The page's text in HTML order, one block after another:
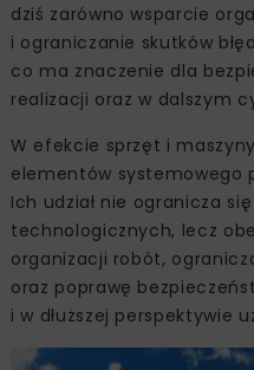
dziś zarówno wsparcie
i ograniczanie skutków
co ma znaczenie dla
realizacji oraz w dalszym
W efekcie sprzęt i
elementów systemowego
Ich udział nie ogranicza
technologicznych, lecz
organizacji robót,
oraz poprawę
i w dłuższej perspektywie